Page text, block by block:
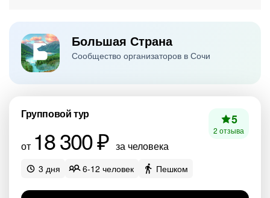
Большая Страна
Сообщество организаторов в Сочи
Групповой тур
от 18 300 ₽ за человека
5
2 отзыва
3 дня 6-12 человек Пешком